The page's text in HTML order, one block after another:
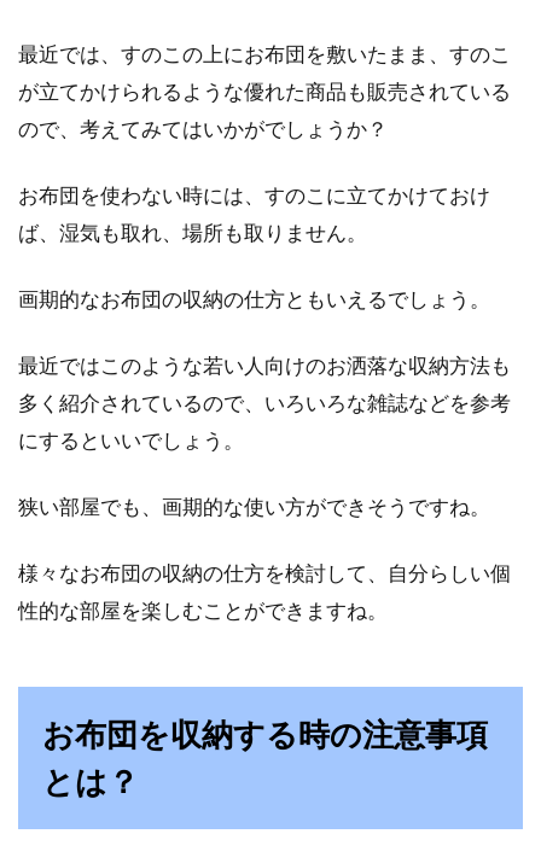
最近では、すのこの上にお布団を敷いたまま、すのこ
が立てかけられるような優れた商品も販売されている
ので、考えてみてはいかがでしょうか？
お布団を使わない時には、すのこに立てかけておけ
ば、湿気も取れ、場所も取りません。
画期的なお布団の収納の仕方ともいえるでしょう。
最近ではこのような若い人向けのお洒落な収納方法も
多く紹介されているので、いろいろな雑誌などを参考
にするといいでしょう。
狭い部屋でも、画期的な使い方ができそうですね。
様々なお布団の収納の仕方を検討して、自分らしい個
性的な部屋を楽しむことができますね。
お布団を収納する時の注意事項
とは？